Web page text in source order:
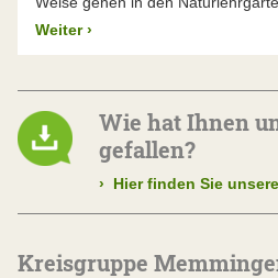
Weiter ›
Wie hat Ihnen
gefallen?
› Hier finden Sie
Kreisgruppe